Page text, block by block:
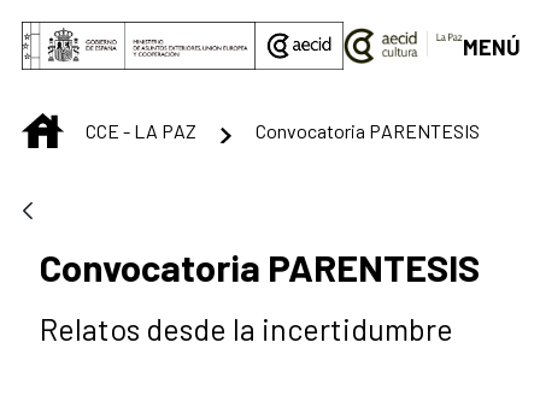
Saltar al contenido principal
MENÚ
INICIOCCE - LA PAZ Convocatoria PARENTESIS
Convocatoria PARENTESIS
Relatos desde la incertidumbre